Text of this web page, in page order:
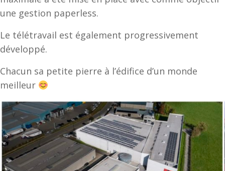
une gestion paperless.
Le télétravail est également progressivement
développé.
Chacun sa petite pierre à l’édifice d’un monde
meilleur